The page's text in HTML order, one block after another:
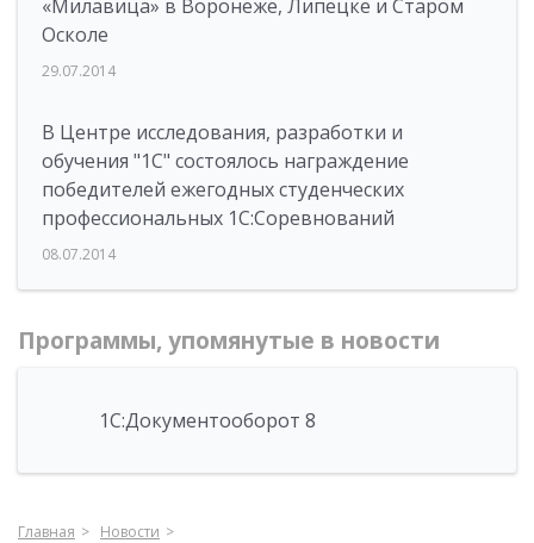
«Милавица» в Воронеже, Липецке и Старом
Осколе
29.07.2014
В Центре исследования, разработки и
обучения "1С" состоялось награждение
победителей ежегодных студенческих
профессиональных 1С:Соревнований
08.07.2014
Программы, упомянутые в новости
1С:Документооборот 8
Главная
Новости